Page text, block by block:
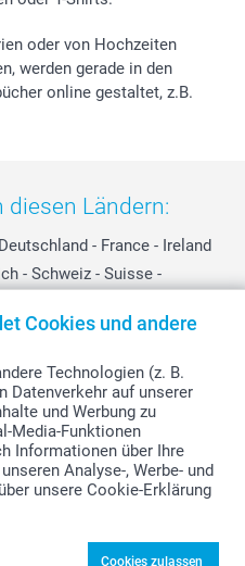
Cookies und andere
Technologien (z. B.
Datenverkehr auf unserer
und Werbung zu
Media-Funktionen
Informationen über Ihre
Analyse-, Werbe- und
unsere Cookie-Erklärung
Cookies zulassen
oder von Hochzeiten
werden gerade in den
online gestaltet, z.B.
Ländern:
Deutschland - France - Ireland
- Schweiz - Suisse -
Rechte vorbehalten.
inkl. MwSt. und zzgl. Versandkosten.